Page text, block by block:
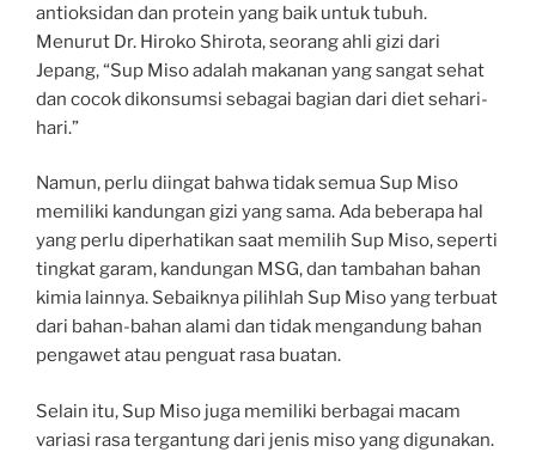
antioksidan dan protein yang baik untuk tubuh.
Menurut Dr. Hiroko Shirota, seorang ahli gizi dari
Jepang, “Sup Miso adalah makanan yang sangat sehat
dan cocok dikonsumsi sebagai bagian dari diet sehari-
hari.”
Namun, perlu diingat bahwa tidak semua Sup Miso
memiliki kandungan gizi yang sama. Ada beberapa hal
yang perlu diperhatikan saat memilih Sup Miso, seperti
tingkat garam, kandungan MSG, dan tambahan bahan
kimia lainnya. Sebaiknya pilihlah Sup Miso yang terbuat
dari bahan-bahan alami dan tidak mengandung bahan
pengawet atau penguat rasa buatan.
Selain itu, Sup Miso juga memiliki berbagai macam
variasi rasa tergantung dari jenis miso yang digunakan.